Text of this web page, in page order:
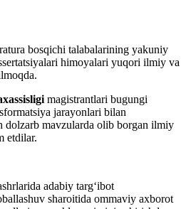
bosqichi talabalarining yakuniy
himoyalari yuqori ilmiy va
magistrantlari bugungi
jarayonlari bilan
dolzarb mavzularda olib borgan ilmiy
etdilar.
adabiy targ‘ibot
sharoitida ommaviy axborot